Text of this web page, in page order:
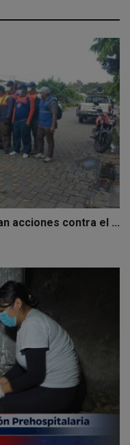
acciones contra el ...